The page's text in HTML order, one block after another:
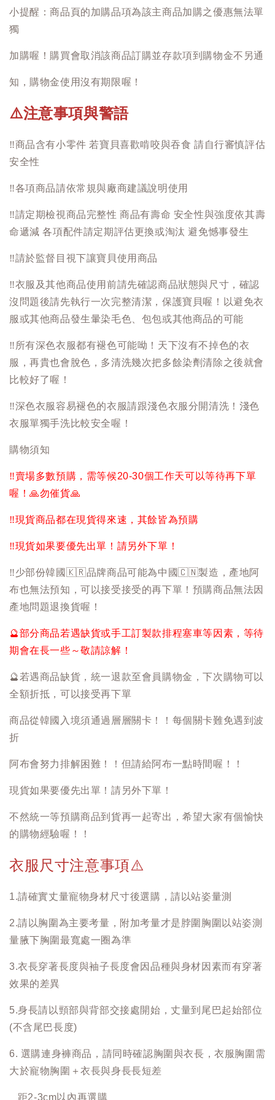
小提醒：商品頁的加購品項為該主商品加購之優惠無法單
獨
加購喔！購買會取消該商品訂購並存款項到購物金不另通
知，購物金使用沒有期限喔！
⚠️注意事項與警語
‼️商品含有小零件 若寶貝喜歡啃咬與吞食 請自行審慎評估
安全性
‼️各項商品請依常規與廠商建議說明使用
‼️請定期檢視商品完整性 商品有壽命 安全性與強度依其壽
命遞減 各項配件請定期評估更換或淘汰 避免憾事發生
‼️請於監督目視下讓寶貝使用商品
‼️衣服及其他商品使用前請先確認商品狀態與尺寸，確認
沒問題後請先執行一次完整清潔，保護寶貝喔！以避免衣
服或其他商品發生暈染毛色、包包或其他商品的可能
‼️所有深色衣服都有褪色可能呦！天下沒有不掉色的衣
服，再貴也會脫色，多清洗幾次把多餘染劑清除之後就會
比較好了喔！
‼️深色衣服容易褪色的衣服請跟淺色衣服分開清洗！淺色
衣服單獨手洗比較安全喔！
購物須知
‼️賣場多數預購，需等候20-30個工作天可以等待再下單
喔！🙏勿催貨🙏
‼️現貨商品都在現貨得來速，其餘皆為預購
‼️現貨如果要優先出單！請另外下單！
‼️少部份韓國 🇰🇷品牌商品可能為中國🇨🇳製造，產地阿
布也無法預知，可以接受接受的再下單！預購商品無法因
產地問題退換貨喔！
🔮部分商品若遇缺貨或手工訂製款排程塞車等因素，等待
期會在長一些～敬請諒解！
🔮若遇商品缺貨，統一退款至會員購物金，下次購物可以
全額折抵，可以接受再下單
商品從韓國入境須通過層層關卡！！每個關卡難免遇到波
折
阿布會努力排解困難！！但請給阿布一點時間喔！！
現貨如果要優先出單！請另外下單！
不然統一等預購商品到貨再一起寄出，希望大家有個愉快
的購物經驗喔！！
衣服尺寸注意事項⚠️
1.請確實丈量寵物身材尺寸後選購，請以站姿量測
2.請以胸圍為主要考量，附加考量才是脖圍胸圍以站姿測
量腋下胸圍最寬處一圈為準
3.衣長穿著長度與袖子長度會因品種與身材因素而有穿著
效果的差異
5.身長請以頸部與背部交接處開始，丈量到尾巴起始部位
(不含尾巴長度)
6. 選購連身褲商品，請同時確認胸圍與衣長，衣服胸圍需
大於寵物胸圍＋衣長與身長長短差
距2-3cm以內再選購